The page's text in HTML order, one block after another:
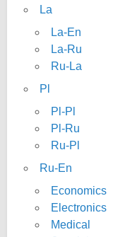
La
La-En
La-Ru
Ru-La
Pl
Pl-Pl
Pl-Ru
Ru-Pl
Ru-En
Economics
Electronics
Medical